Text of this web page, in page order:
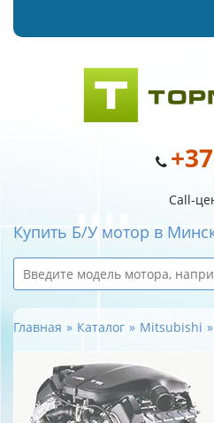
Call-
Купить Б/У мотор в
Главная Каталог Mitsubishi